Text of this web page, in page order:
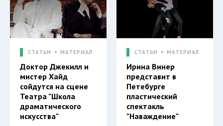
СТАТЬИ МАТЕРИАЛ
Доктор Джекилл и
мистер Хайд
сойдутся на сцене
Театра "Школа
драматического
искусства"
СТАТЬИ МАТЕРИАЛ
Ирина Винер
представит в
Петебурге
пластический
спектакль
"Наваждение"